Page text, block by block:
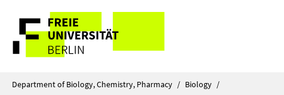
direkt
Inhalt
Service
Navigation
Department of Biology, Chemistry, Pharmacy / Biology /